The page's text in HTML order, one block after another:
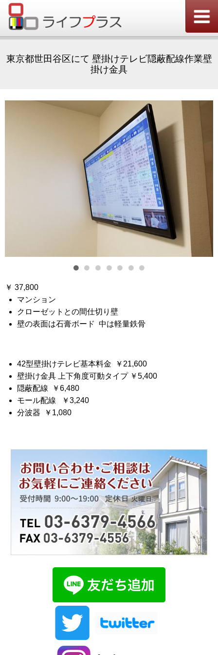
東京都世田谷区にて 壁掛けテレビ隠蔽配線作業壁
掛け金具
￥ 37,800
マンション
クローゼットとの間仕切り壁
壁の表面は石膏ボード 中は軽量鉄骨
42型壁掛けテレビ基本料金 ￥21,600
壁掛け金具 上下角度可動タイプ ￥5,400
隠蔽配線 ￥6,480
モール配線 ￥3,240
分波器 ￥1,080